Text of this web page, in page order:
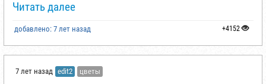
Читать далее
добавлено: 7 лет назад +4152
7 лет назад edit2 цветы